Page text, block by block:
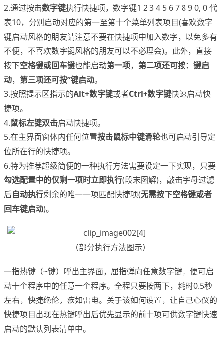
2.通过按击数字键执行快捷项，数字键1 2 3 4 5 6 7 8 9 0, 0 代
表10，分别启动对应的第一至第十个菜单列表项目(喜欢数字
键启动风格的朋友请注意不要在快捷项中加入数字，以免多有
不便，不喜欢数字键风格的朋友可以不必理会)。此外，直接
按下空格键或回车键也能启动第一项， 第二项还可按：键启
动， 第三项还可按”键启动。
3.按照提示区指示的Alt+数字键或者Ctrl+数字键快速启动快
捷项。
4.鼠标左键双击启动快捷项。
5.在主界面窗体内任何位置按击鼠标中键滑轮也可启动引导定
位所在行的快捷项。
6.特为推荐超级简便的一种执行方法需要设定一下实现，只要
勾选配置中的仅剩一项时立即执行(段末图解)，敲击字母过滤
后自动执行剩余的唯一一项匹配快捷项(无需按下空格键或者
回车键启动)。
（部分执行方法图示）
一指热键（~键）呼出主界面，屈指弹向任意数字键，便可启
动十个程序中的任意一个程序。全程只要按两下，耗时0.5秒
左右，快捷绝伦，疾如雷电。关于该如何设置，让自己心仪的
快捷项目出现在热键呼出后优先显示的前十项可供数字键快速
启动的默认列表清单中。